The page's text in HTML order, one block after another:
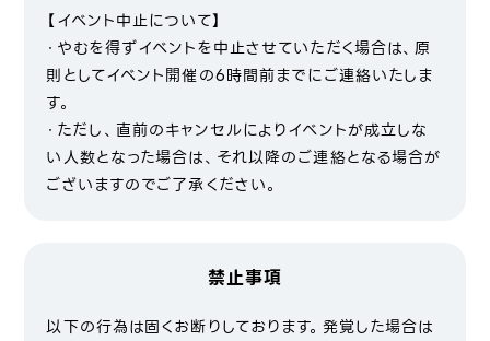
【イベント中止について】
・やむを得ずイベントを中止させていただく場合は、原
則としてイベント開催の6時間前までにご連絡いたしま
す。
・ただし、直前のキャンセルによりイベントが成立しな
い人数となった場合は、それ以降のご連絡となる場合が
ございますのでご了承ください。
禁止事項
以下の行為は固くお断りしております。発覚した場合は